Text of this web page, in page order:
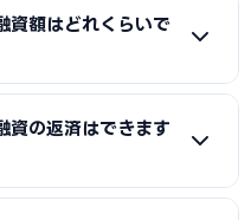
護業界の核心的資格とし
ワークを構築できる立場
資額はどれくらいで
サービス（定員10〜18
です。自己資金300〜500
資の返済はできます